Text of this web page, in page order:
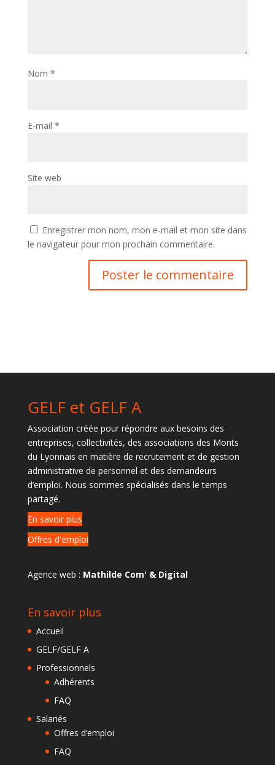
Nom *
E-mail *
Site web
Enregistrer mon nom, mon e-mail et mon site dans
le navigateur pour mon prochain commentaire.
GELF et GELF A
Association créée pour répondre aux besoins des
entreprises, collectivités, des associations des Monts
du Lyonnais en matière de recrutement et de gestion
administrative de personnel et des demandeurs
d’emploi. Nous sommes spécialisés dans le temps
partagé.
En savoir plus
Offres d'emploi
Agence web : Mathilde Com' & Digital
En savoir plus
Accueil
GELF/GELF A
Professionnels
Adhérents
FAQ
Salariés
Offres d’emploi
FAQ